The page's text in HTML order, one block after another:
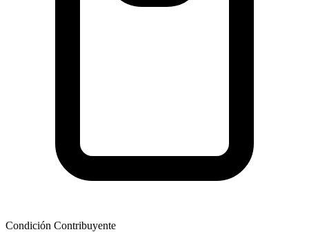
Condición Contribuyente